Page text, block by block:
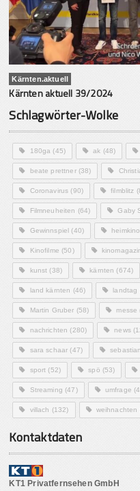
Kärnten.aktuell
Kärnten aktuell 39/2024
Schlagwörter-Wolke
180ga (45) ak (48)
beate prettner(38)
Coronavirus (90) filmblitz
Filmneuheiten (64) Gaby
Gewinnspiel (40) heimkino
Kinofilme (50)
kunst (38) kärnten (674)
land kärnten (46) landtag
Martin Gruber (58) messe
nachrichten (280) news
sara schaar (47)
sport (52) spö (53)
Streaming (47) umfrage
villach (132) weihnachten
Kontaktdaten
KT1 Privatfernsehen GmbH